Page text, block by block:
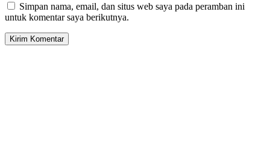
Simpan nama, email, dan situs web saya pada peramban ini
untuk komentar saya berikutnya.